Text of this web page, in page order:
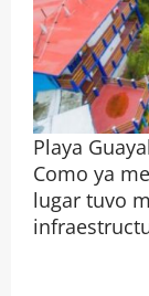
Playa
Como ya
lugar tuvo